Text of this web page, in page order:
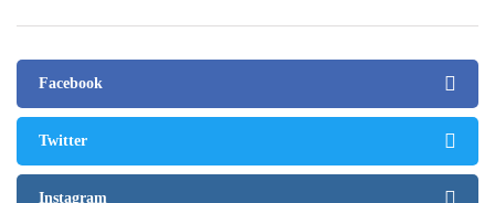
Facebook
Twitter
Instagram